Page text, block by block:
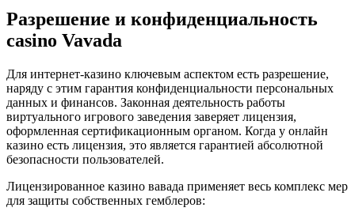
Разрешение и конфиденциальность
casino Vavada
Для интернет-казино ключевым аспектом есть разрешение,
наряду с этим гарантия конфиденциальности персональных
данных и финансов. Законная деятельность работы
виртуального игрового заведения заверяет лицензия,
оформленная сертификационным органом. Когда у онлайн
казино есть лицензия, это является гарантией абсолютной
безопасности пользователей.
Лицензированное казино вавада применяет весь комплекс мер
для защиты собственных гемблеров: